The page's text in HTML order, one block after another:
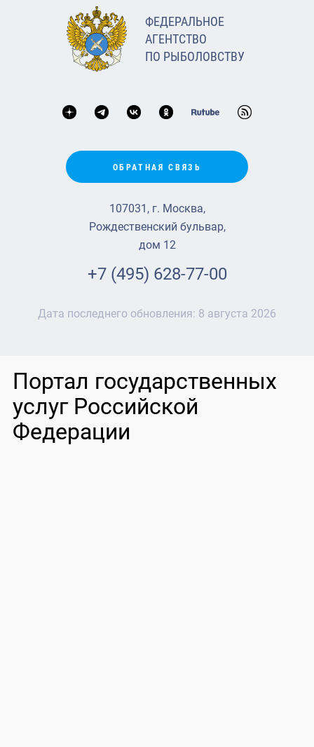
ФЕДЕРАЛЬНОЕ
АГЕНТСТВО
ПО РЫБОЛОВСТВУ
ОБРАТНАЯ СВЯЗЬ
107031, г. Москва,
Рождественский бульвар,
дом 12
+7 (495) 628-77-00
Дата последнего обновления: 8 августа 2026
Портал государственных
услуг Российской
Федерации